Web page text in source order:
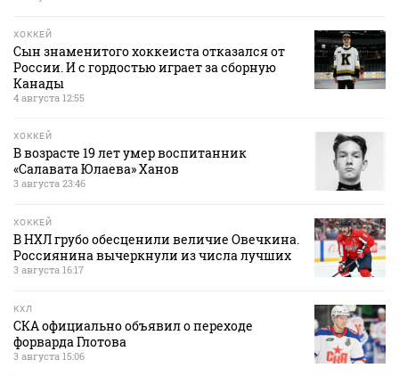
ХОККЕЙ
Сын знаменитого хоккеиста отказался от
России. И с гордостью играет за сборную
Канады
4 августа 12:55
ХОККЕЙ
В возрасте 19 лет умер воспитанник
«Салавата Юлаева» Ханов
3 августа 23:46
ХОККЕЙ
В НХЛ грубо обесценили величие Овечкина.
Россиянина вычеркнули из числа лучших
3 августа 16:17
КХЛ
СКА официально объявил о переходе
форварда Глотова
3 августа 15:06